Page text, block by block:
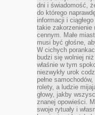
dni i świadomość,
do którego
informacji i
takie
cennym. Małe
musi być głośne,
W cichych
budzi się wolniej
właśnie w tym
niezwykły urok
pełne
rolety, a ludzie
głowy, jakby
znanej opowieści.
swoje rytuały i